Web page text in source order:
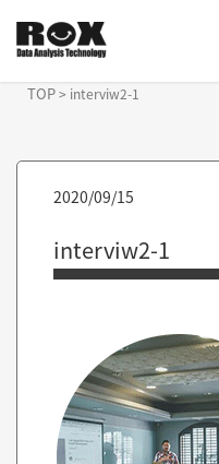
TOP> interviw2-1
2020/09/15
interviw2-1